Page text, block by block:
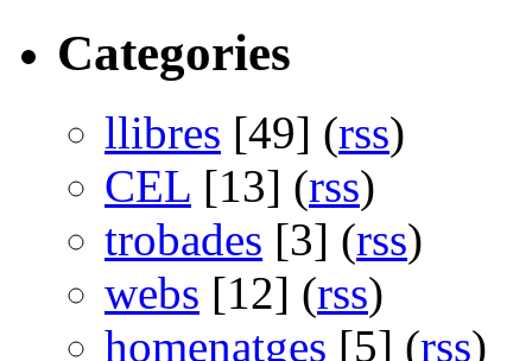
Categories
llibres [49] (rss)
CEL [13] (rss)
trobades [3] (rss)
webs [12] (rss)
homenatges [5] (rss)